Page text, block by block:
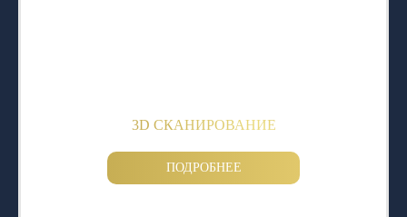
3D СКАНИРОВАНИЕ
ПОДРОБНЕЕ